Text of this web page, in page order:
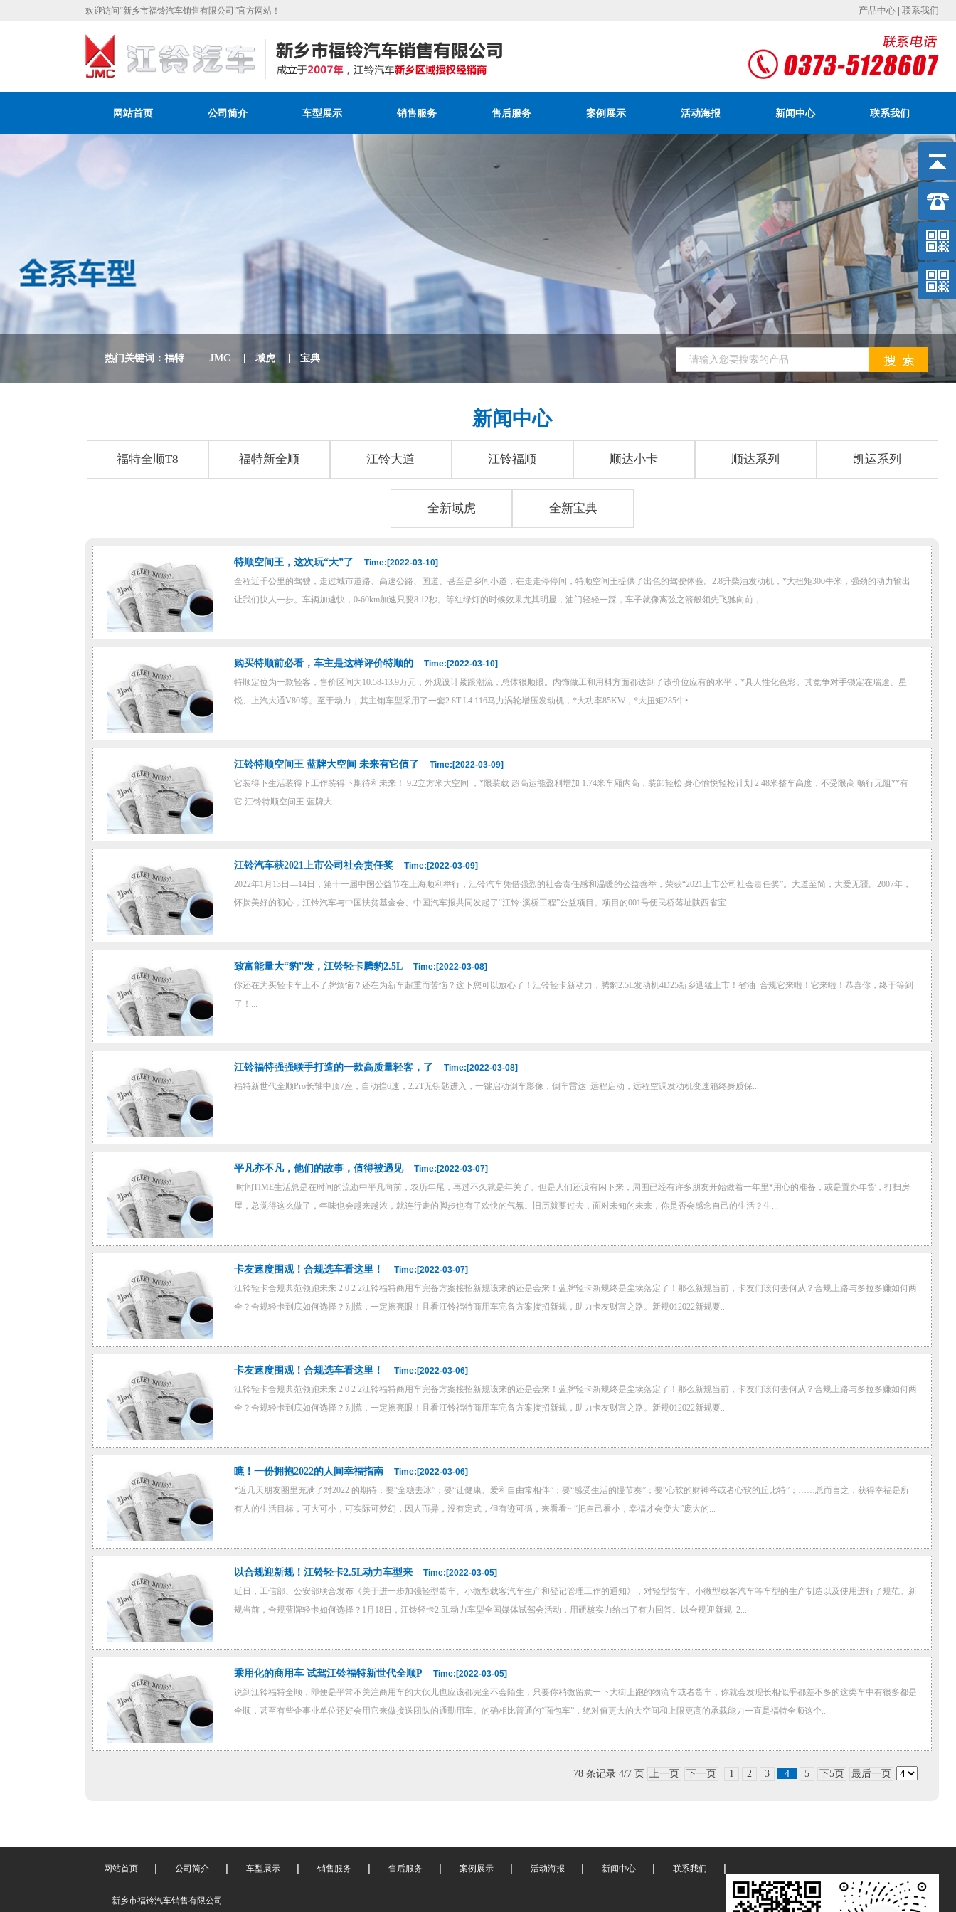
欢迎访问“新乡市福铃汽车销售有限公司”官方网站！ 产品中心 | 联系我们
网站首页 公司简介 车型展示 销售服务 售后服务 案例展示 活动海报 新闻中心 联系我们
热门关键词： 福特 JMC 域虎 宝典
新闻中心
福特全顺T8 福特新全顺 江铃大道 江铃福顺 顺达小卡 顺达系列 凯运系列
全新域虎 全新宝典
特顺空间王，这次玩“大”了
Time:[2022-03-10]
全程近千公里的驾驶，走过城市道路、高速公路、国道、甚至是乡间小道，在走走停停间，特顺空间王提供了出色的驾驶体验。2.8升柴油发动机，*大扭矩300牛米，强劲的动力输出
让我们快人一步。车辆加速快，0-60km加速只要8.12秒。等红绿灯的时候效果尤其明显，油门轻轻一踩，车子就像离弦之箭般领先飞驰向前，...
购买特顺前必看，车主是这样评价特顺的
Time:[2022-03-10]
特顺定位为一款轻客，售价区间为10.58-13.9万元，外观设计紧跟潮流，总体很顺眼。内饰做工和用料方面都达到了该价位应有的水平，*具人性化色彩。其竞争对手锁定在瑞途、星
锐、上汽大通V80等。至于动力，其主销车型采用了一套2.8T L4 116马力涡轮增压发动机，*大功率85KW，*大扭矩285牛•...
江铃特顺空间王 蓝牌大空间 未来有它值了
Time:[2022-03-09]
它装得下生活装得下工作装得下期待和未来！ 9.2立方米大空间 ，*限装载 超高运能盈利增加 1.74米车厢内高，装卸轻松 身心愉悦轻松计划 2.48米整车高度，不受限高 畅行无阻**有
它 江铃特顺空间王 蓝牌大...
江铃汽车获2021上市公司社会责任奖
Time:[2022-03-09]
2022年1月13日—14日，第十一届中国公益节在上海顺利举行，江铃汽车凭借强烈的社会责任感和温暖的公益善举，荣获“2021上市公司社会责任奖”。大道至简，大爱无疆。2007年，
怀揣美好的初心，江铃汽车与中国扶贫基金会、中国汽车报共同发起了“江铃·溪桥工程”公益项目。项目的001号便民桥落址陕西省宝...
致富能量大“豹”发，江铃轻卡腾豹2.5L
Time:[2022-03-08]
你还在为买轻卡车上不了牌烦恼？还在为新车超重而苦恼？这下您可以放心了！江铃轻卡新动力，腾豹2.5L发动机4D25新乡迅猛上市！省油 合规它来啦！它来啦！恭喜你，终于等到
了！...
江铃福特强强联手打造的一款高质量轻客，了
Time:[2022-03-08]
福特新世代全顺Pro长轴中顶7座，自动挡6速，2.2T无钥匙进入，一键启动倒车影像，倒车雷达 远程启动，远程空调发动机变速箱终身质保...
平凡亦不凡，他们的故事，值得被遇见
Time:[2022-03-07]
时间TIME生活总是在时间的流逝中平凡向前，农历年尾，再过不久就是年关了。但是人们还没有闲下来，周围已经有许多朋友开始做着一年里*用心的准备，或是置办年货，打扫房
屋，总觉得这么做了，年味也会越来越浓，就连行走的脚步也有了欢快的气氛。旧历就要过去，面对未知的未来，你是否会感念自己的生活？生...
卡友速度围观！合规选车看这里！
Time:[2022-03-07]
江铃轻卡合规典范领跑未来 2 0 2 2江铃福特商用车完备方案接招新规该来的还是会来！蓝牌轻卡新规终是尘埃落定了！那么新规当前，卡友们该何去何从？合规上路与多拉多赚如何两
全？合规轻卡到底如何选择？别慌，一定擦亮眼！且看江铃福特商用车完备方案接招新规，助力卡友财富之路。新规012022新规要...
卡友速度围观！合规选车看这里！
Time:[2022-03-06]
江铃轻卡合规典范领跑未来 2 0 2 2江铃福特商用车完备方案接招新规该来的还是会来！蓝牌轻卡新规终是尘埃落定了！那么新规当前，卡友们该何去何从？合规上路与多拉多赚如何两
全？合规轻卡到底如何选择？别慌，一定擦亮眼！且看江铃福特商用车完备方案接招新规，助力卡友财富之路。新规012022新规要...
瞧！一份拥抱2022的人间幸福指南
Time:[2022-03-06]
*近几天朋友圈里充满了对2022 的期待：要“全糖去冰”；要“让健康、爱和自由常相伴”；要“感受生活的慢节奏”；要“心软的财神爷或者心软的丘比特”；……总而言之，获得幸福是所
有人的生活目标，可大可小，可实际可梦幻，因人而异，没有定式，但有迹可循，来看看~ “把自己看小，幸福才会变大”庞大的...
以合规迎新规！江铃轻卡2.5L动力车型来
Time:[2022-03-05]
近日，工信部、公安部联合发布《关于进一步加强轻型货车、小微型载客汽车生产和登记管理工作的通知》，对轻型货车、小微型载客汽车等车型的生产制造以及使用进行了规范。新
规当前，合规蓝牌轻卡如何选择？1月18日，江铃轻卡2.5L动力车型全国媒体试驾会活动，用硬核实力给出了有力回答。以合规迎新规 2...
乘用化的商用车 试驾江铃福特新世代全顺P
Time:[2022-03-05]
说到江铃福特全顺，即便是平常不关注商用车的大伙儿也应该都完全不会陌生，只要你稍微留意一下大街上跑的物流车或者货车，你就会发现长相似乎都差不多的这类车中有很多都是
全顺，甚至有些企事业单位还好会用它来做接送团队的通勤用车。的确相比普通的“面包车”，绝对值更大的大空间和上限更高的承载能力一直是福特全顺这个...
78 条记录 4/7 页 上一页 下一页 1 2 3 4 5 下5页 最后一页
网站首页 公司简介 车型展示 销售服务 售后服务 案例展示 活动海报 新闻中心 联系我们
新乡市福铃汽车销售有限公司